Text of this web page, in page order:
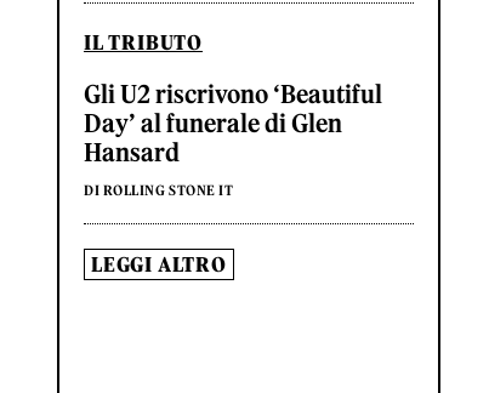
IL TRIBUTO
Gli U2 riscrivono ‘Beautiful
Day’ al funerale di Glen
Hansard
DI ROLLING STONE IT
LEGGI ALTRO